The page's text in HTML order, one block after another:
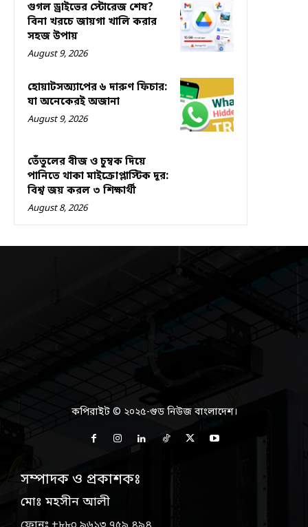
গুগল ড্রাইভের স্টোরেজ শেষ?
বিনা খরচে জায়গা খালি করার
সহজ উপায়
August 9, 2026
হোয়াটসঅ্যাপের ৬ দারুণ ফিচার:
যা অনেকেরই অজানা
August 9, 2026
তেঁতুলের বীজ ও চুম্বক দিয়ে
পানিতে থাকা মাইক্রোপ্লাস্টিক দূর:
বিশ্ব জয় করল ৩ শিক্ষার্থী
August 8, 2026
কপিরাইট © ২০২৫-গুড নিউজ বাংলাদেশ।
সম্পাদক ও প্রকাশকঃ
মোঃ মহসীন আলী